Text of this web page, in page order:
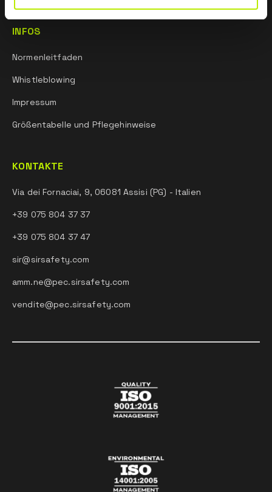
INFOS
Normenleitfaden
Whistleblowing
Impressum
Größentabelle und Pflegehinweise
KONTAKTE
Via dei Fornaciai, 9, 06081 Assisi (PG) - Italien
+39 075 804 37 37
+39 075 804 37 47
sir@sirsafety.com
amm.ne@pec.sirsafety.com
vendite@pec.sirsafety.com